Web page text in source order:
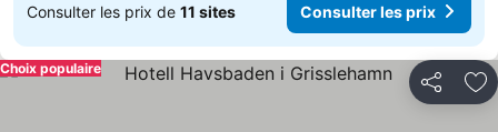
Consulter les prix de 11 sites Consulter les prix
Partager
Choix populaire